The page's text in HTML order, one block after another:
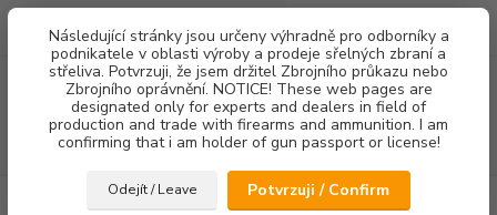
Následující stránky jsou určeny výhradně pro odborníky a
podnikatele v oblasti výroby a prodeje sřelných zbraní a
střeliva. Potvrzuji, že jsem držitel Zbrojního průkazu nebo
Zbrojního oprávnění. NOTICE! These web pages are
designated only for experts and dealers in field of
production and trade with firearms and ammunition. I am
confirming that i am holder of gun passport or license!
Odejít / Leave Potvrzuji / Confirm
Menu
Hledat
za0,00 Kč
Pevná mířidla Walther PDP FO